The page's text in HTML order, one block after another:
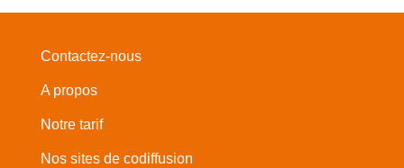
Contactez-nous
A propos
Notre tarif
Nos sites de codiffusion